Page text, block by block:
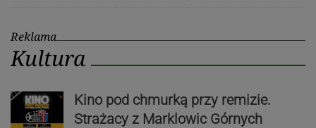
Reklama
Kultura
Kino pod chmurką przy remizie.
Strażacy z Marklowic Górnych